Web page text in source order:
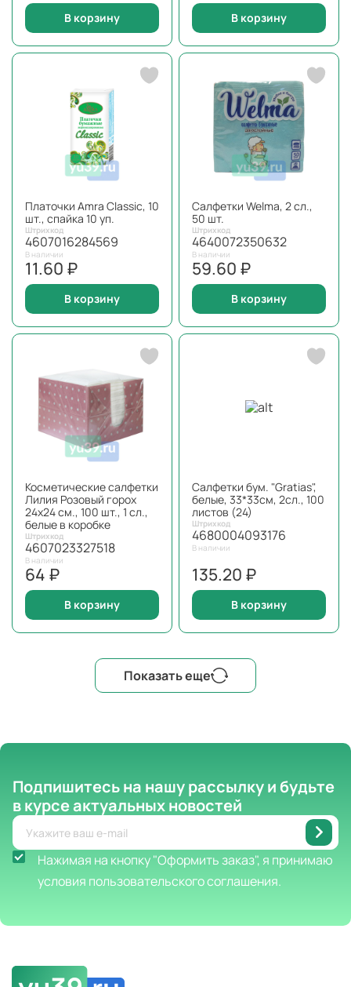
В корзину В корзину
Платочки Amra Classic, 10
шт., спайка 10 уп.
Штрихкод
4607016284569
В наличии
11.60 ₽
В корзину
Салфетки Welma, 2 сл.,
50 шт.
Штрихкод
4640072350632
В наличии
59.60 ₽
В корзину
Косметические салфетки
Лилия Розовый горох
24x24 см., 100 шт., 1 сл.,
белые в коробке
Штрихкод
4607023327518
В наличии
64 ₽
В корзину
Салфетки бум. "Gratias",
белые, 33*33см, 2сл., 100
листов (24)
Штрихкод
4680004093176
В наличии
135.20 ₽
В корзину
Показать еще
Подпишитесь на нашу рассылкуи будьте
в курсе актуальных новостей
Нажимая на кнопку "Оформить заказ", я принимаю
условия пользовательского соглашения.